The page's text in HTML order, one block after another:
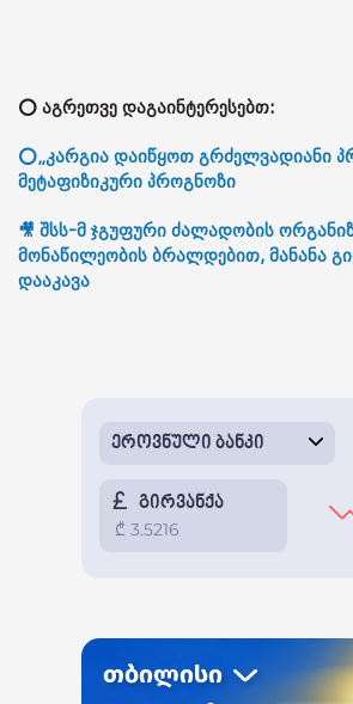
⭕ აგრეთვე დაგაინტერესებთ:
⭕„კარგია დაიწყოთ გრძელვადიანი
მეტაფიზიკური პროგნოზი
🎥 შსს-მ ჯგუფური ძალადობის
მონაწილეობის ბრალდებით, მანანა
დააკავა